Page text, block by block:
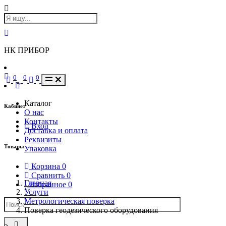
НК ПРИБОР
Кабинет
Вход
Товары
Корзина 0
Сравнить 0
Избранное 0
0 0 0
Каталог
О нас
Контакты
Доставка и оплата
Реквизиты
Упаковка
Главная
Услуги
Метрологическая поверка
Поверка геодезического оборудования